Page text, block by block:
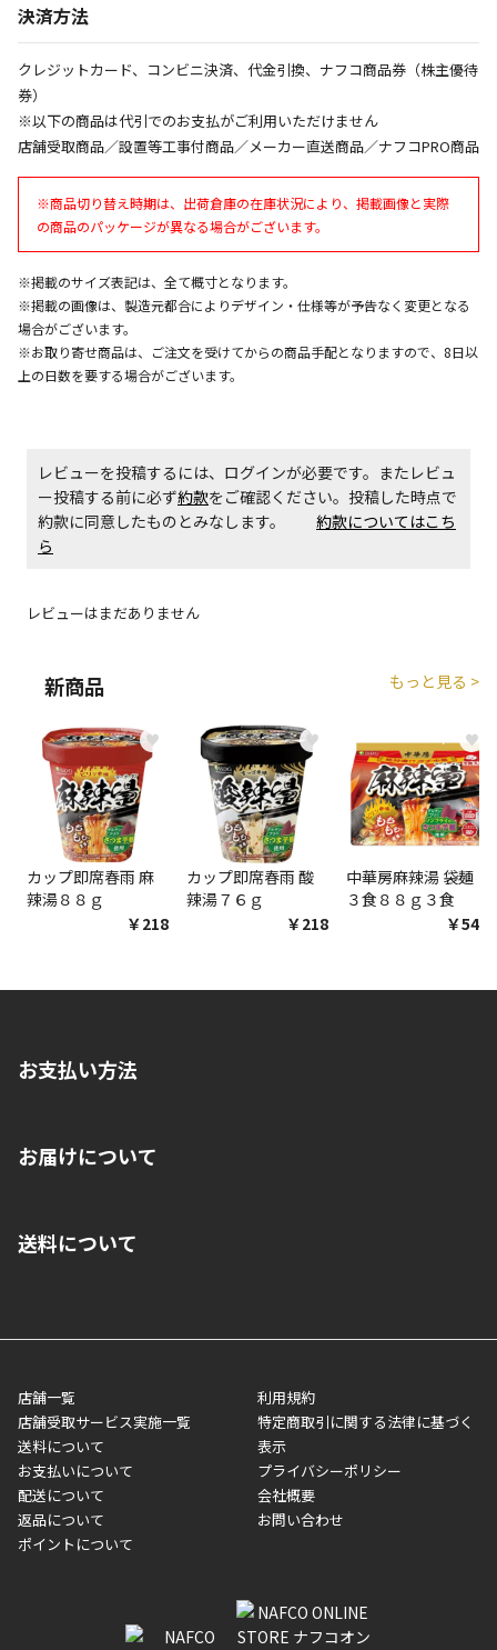
※電話注文はできません。
宅配のみでお届けする商品です（店舗受取は選択でき
※「宅配・店舗受取」「宅配のみ」マークの商品のみ
同時購入が可能です
出荷いたします。
ただし、メーカーの営業日に基づき出荷手続きを行う
ため、通常よりお時間をいただく場合がございます。
また、日曜・祝日や年末年始などの長期休業期間中
は、休業明けからの出荷対応となります。
設置工事代金も含まれた商品です
商品購入個数ごとに送料がかかる商品です
決済方法
クレジットカード、コンビニ決済、代金引換、ナフコ商品券（株主優待
券）
※以下の商品は代引でのお支払がご利用いただけません
店舗受取商品／設置等工事付商品／メーカー直送商品／ナフコPRO商品
※商品切り替え時期は、出荷倉庫の在庫状況により、掲載画像と実際
の商品のパッケージが異なる場合がございます。
※掲載のサイズ表記は、全て概寸となります。
※掲載の画像は、製造元都合によりデザイン・仕様等が予告なく変更となる
場合がございます。
※お取り寄せ商品は、ご注文を受けてからの商品手配となりますので、8日以
上の日数を要する場合がございます。
レビューを投稿するには、ログインが必要です。またレビュ
ー投稿する前に必ず約款をご確認ください。投稿した時点で
約款に同意したものとみなします。 約款についてはこち
ら
レビューはまだありません
新商品 もっと見る >
♥
カップ即席春雨 麻
辣湯８８ｇ
￥218
♥
カップ即席春雨 酸
辣湯７６ｇ
￥218
♥
中華房麻辣湯 袋麺
３食８８ｇ３食
￥548
お支払い方法
いいただくことはできません。ご了承ください。
■代金引換(代引)※手数料がかかります
■商品によっては一部決済方法が使用できない場合がございま
す。
お届けについて
ご注文が確認出来次第、1～4営業日に発送いたします。「お取り
業日にてお引渡しとなります。(離島などの場合、例外もあります)
メーカー直送品など一部商品については、その他商品との購入に
制限がかかる場合がございます。また発送日についても、通常と
異なる場合がございます。対象商品の説明ページをご確認くださ
い。
■店舗受取をご選択いただいた場合
ご注文が確認出来次第、お受取される店舗在庫を使用してご準備
をさせていただきます。店舗に在庫がない場合は店舗よりお取り
いただく場合がございます。店舗準備でのお渡しとなる為、商品
のみの受け渡しとなります。（箱や納品書は付属しておりませ
送料について
店舗一覧
店舗受取サービス実施一覧
送料について
お支払いについて
配送について
返品について
ポイントについて
利用規約
特定商取引に関する法律に基づく
表示
プライバシーポリシー
会社概要
お問い合わせ